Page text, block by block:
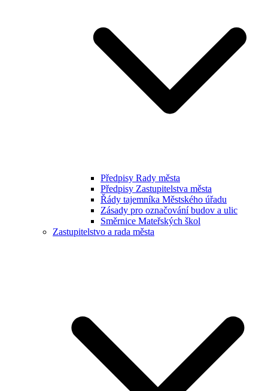
Předpisy Rady města
Předpisy Zastupitelstva města
Řády tajemníka Městského úřadu
Zásady pro označování budov a ulic
Směrnice Mateřských škol
Zastupitelstvo a rada města